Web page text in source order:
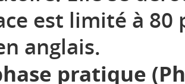
est limité à 80
anglais.
pratique